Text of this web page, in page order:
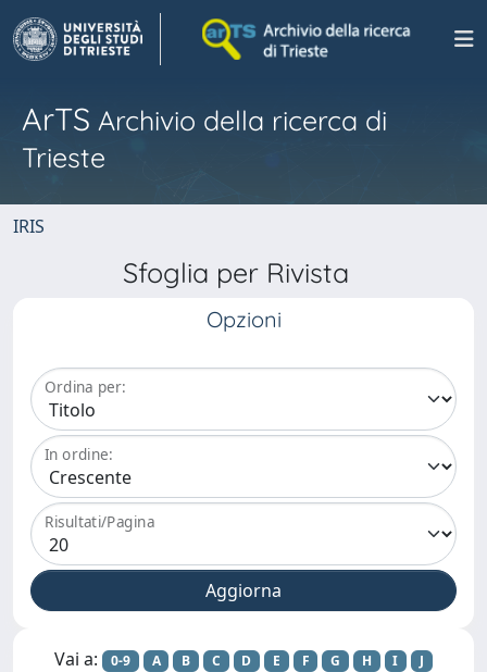
ArTS Archivio della ricerca di
Trieste
IRIS
Sfoglia per Rivista
Opzioni
Ordina per:
In ordine:
Risultati/Pagina
Vai a: 0-9 A B C D E F G H I
J